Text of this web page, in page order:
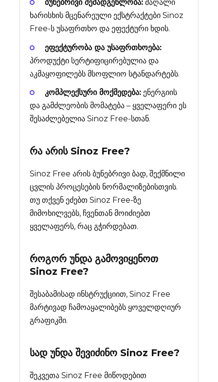
ბუნებრივი შემადგენლობა: მაღალი
ხარისხის მცენარეული ექსტრაქტები Sinoz
Free-ს უსაფრთხო და ეფექტური ხდის.
ეფექტურობა და უსაფრთხოება:
პროდუქტი სერტიფიცირებულია და
აკმაყოფილებს მსოფლიო სტანდარტებს.
კომპლექსური მოქმედება: ენერგიის
და გამძლეობის მომატება – ყველაფერი ეს
შესაძლებელია Sinoz Free-სთან.
რა არისSinoz Free?
Sinoz Free არის ბუნებრივი ბად, შექმნილი
ცვლის პროცესების ნორმალიზებისთვის.
თუ თქვენ ეძებთ Sinoz Free-ზე
მიმოხილვებს, ჩვენთან მოიძიებთ
ყველაფერს, რაც გჭირდებათ.
როგორ უნდა გამოვიყენოთ
Sinoz Free?
შესაბამისად ინსტრუქციით, Sinoz Free
მარტივად ჩამოაყალიბებს ყოველდღიურ
გრაფიკში.
სად უნდა შევიძინოSinoz Free?
შეკვეთა Sinoz Free მიწოდებით